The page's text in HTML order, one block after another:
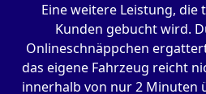
Eine weitere Leistung, die
Kunden gebucht wird.
Onlineschnäppchen
das eigene Fahrzeug reicht
innerhalb von nur 2 Minuten